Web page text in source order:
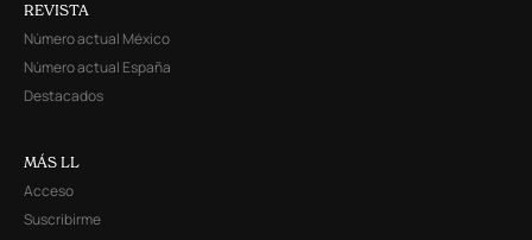
REVISTA
Número actual México
Número actual España
Destacados
MÁS LL
Acceso
Suscribirme